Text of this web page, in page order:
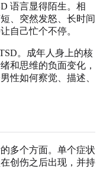
语言显得陌生。相
、突然发怒、长时间
自己忙个不停。
。成年人身上的核
和思维的负面变化，
性如何察觉、描述、
多个方面。单个症状
创伤之后出现，并持